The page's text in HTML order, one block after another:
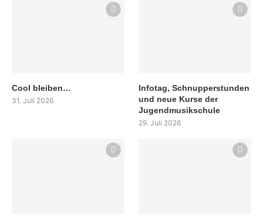
Cool bleiben…
31. Juli 2026
Infotag, Schnupperstunden
und neue Kurse der
Jugendmusikschule
29. Juli 2026